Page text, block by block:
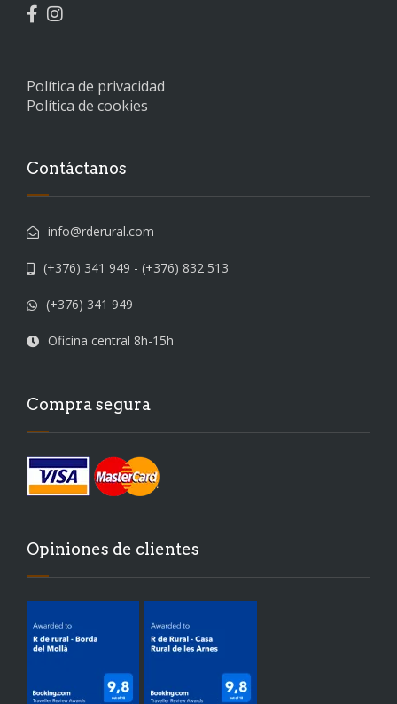
Política de privacidad
Política de cookies
Contáctanos
info@rderural.com
(+376) 341 949 - (+376) 832 513
(+376) 341 949
Oficina central 8h-15h
Compra segura
Opiniones de clientes